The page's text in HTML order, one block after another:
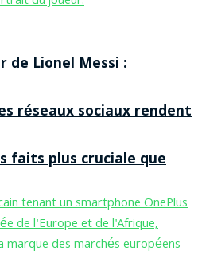
de Lionel Messi :
réseaux sociaux rendent
faits plus cruciale que